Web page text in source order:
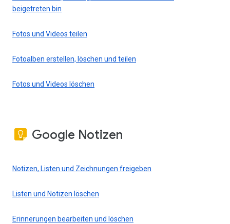
beigetreten bin
Fotos und Videos teilen
Fotoalben erstellen, löschen und teilen
Fotos und Videos löschen
Google Notizen
Notizen, Listen und Zeichnungen freigeben
Listen und Notizen löschen
Erinnerungen bearbeiten und löschen